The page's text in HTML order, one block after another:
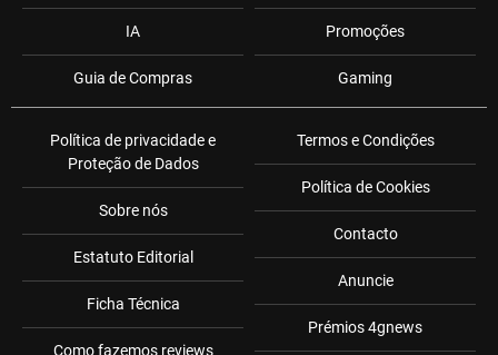
IA
Guia de Compras
Promoções
Gaming
Política de privacidade e
Proteção de Dados
Sobre nós
Estatuto Editorial
Ficha Técnica
Como fazemos reviews
Termos e Condições
Política de Cookies
Contacto
Anuncie
Prémios 4gnews